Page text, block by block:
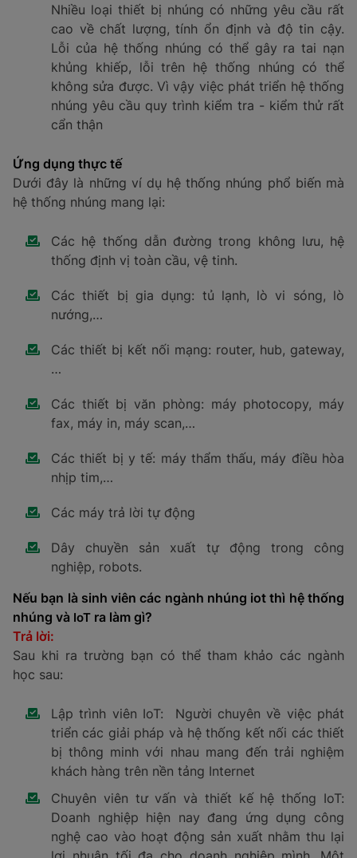
Nhiều loại thiết bị nhúng có những yêu cầu rất
cao về chất lượng, tính ổn định và độ tin cậy.
Lỗi của hệ thống nhúng có thể gây ra tai nạn
khủng khiếp, lỗi trên hệ thống nhúng có thể
không sửa được. Vì vậy việc phát triển hệ thống
nhúng yêu cầu quy trình kiểm tra - kiểm thử rất
cẩn thận
Ứng dụng thực tế
Dưới đây là những ví dụ hệ thống nhúng phổ biến mà
hệ thống nhúng mang lại:
Các hệ thống dẫn đường trong không lưu, hệ
thống định vị toàn cầu, vệ tinh.
Các thiết bị gia dụng: tủ lạnh, lò vi sóng, lò
nướng,…
Các thiết bị kết nối mạng: router, hub, gateway,
…
Các thiết bị văn phòng: máy photocopy, máy
fax, máy in, máy scan,…
Các thiết bị y tế: máy thẩm thấu, máy điều hòa
nhịp tim,…
Các máy trả lời tự động
Dây chuyền sản xuất tự động trong công
nghiệp, robots.
Nếu bạn là sinh viên các ngành nhúng iot thì hệ thống
nhúng và IoT ra làm gì?
Trả lời:
Sau khi ra trường bạn có thể tham khảo các ngành
học sau:
Lập trình viên IoT: Người chuyên về việc phát
triển các giải pháp và hệ thống kết nối các thiết
bị thông minh với nhau mang đến trải nghiệm
khách hàng trên nền tảng Internet
Chuyên viên tư vấn và thiết kế hệ thống IoT:
Doanh nghiệp hiện nay đang ứng dụng công
nghệ cao vào hoạt động sản xuất nhằm thu lại